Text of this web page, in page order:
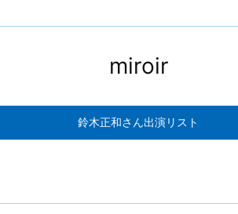
miroir
鈴木正和さん出演リスト